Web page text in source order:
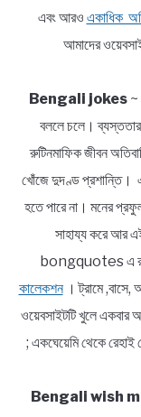
এবং আরও একাধিক
আমাদের
Bengali jokes~
বললে চলে।
রুটিনমাফিক জীবন
খোঁজে দুদণ্ড প্রশান্তি।
হতে পারে না। মনের
সাহায্য করে আর
bongquotes এ
কালেকশন। ট্রামে ,বাসে,
ওয়েবসাইটটি খুলে একবার
; একঘেয়েমি থেকে
Bengali wish